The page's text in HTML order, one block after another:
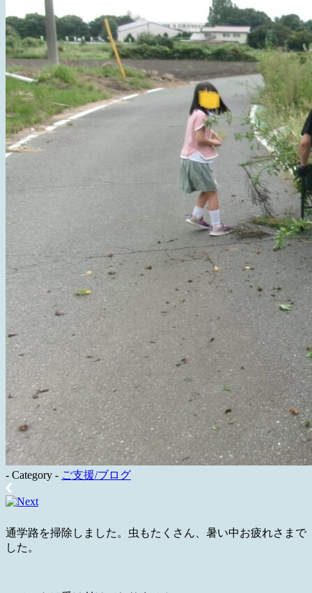
- Category - ご支援/ブログ
通学路を掃除しました。虫もたくさん、暑い中お疲れさまで
した。